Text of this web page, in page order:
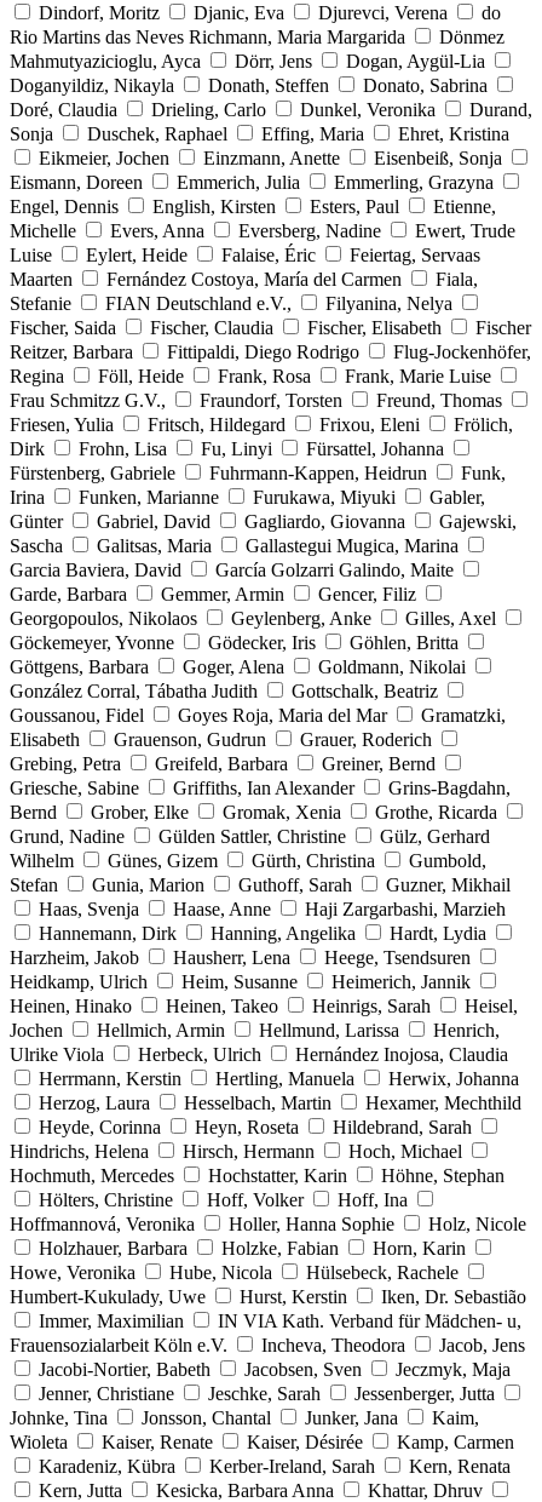
Dindorf, Moritz
Djanic, Eva Djurevci, Verena
do
Rio Martins das Neves Richmann, Maria Margarida
Dönmez
Mahmutyazicioglu, Ayca
Dörr, Jens
Dogan, Aygül-Lia
Doganyildiz, Nikayla
Donath, Steffen
Donato, Sabrina
Doré, Claudia
Drieling, Carlo Dunkel, Veronika
Durand,
Sonja
Duschek, Raphael Effing, Maria
Ehret, Kristina
Eikmeier, Jochen
Einzmann, Anette
Eisenbeiß, Sonja
Eismann, Doreen
Emmerich, Julia
Emmerling, Grazyna
Engel, Dennis
English, Kirsten Esters, Paul
Etienne,
Michelle
Evers, Anna Eversberg, Nadine
Ewert, Trude
Luise
Eylert, Heide Falaise, Éric
Feiertag, Servaas
Maarten
Fernández Costoya, María del Carmen
Fiala,
Stefanie
FIAN Deutschland e.V.,
Filyanina, Nelya
Fischer, Saida
Fischer, Claudia Fischer, Elisabeth
Fischer
Reitzer, Barbara
Fittipaldi, Diego Rodrigo
Flug-Jockenhöfer,
Regina
Föll, Heide Frank, Rosa
Frank, Marie Luise
Frau Schmitzz G.V.,
Fraundorf, Torsten
Freund, Thomas
Friesen, Yulia
Fritsch, Hildegard Frixou, Eleni
Frölich,
Dirk
Frohn, Lisa Fu, Linyi
Fürsattel, Johanna
Fürstenberg, Gabriele
Fuhrmann-Kappen, Heidrun
Funk,
Irina
Funken, Marianne Furukawa, Miyuki
Gabler,
Günter
Gabriel, David Gagliardo, Giovanna
Gajewski,
Sascha
Galitsas, Maria
Gallastegui Mugica, Marina
Garcia Baviera, David
García Golzarri Galindo, Maite
Garde, Barbara
Gemmer, Armin
Gencer, Filiz
Georgopoulos, Nikolaos
Geylenberg, Anke
Gilles, Axel
Göckemeyer, Yvonne
Gödecker, Iris
Göhlen, Britta
Göttgens, Barbara
Goger, Alena
Goldmann, Nikolai
González Corral, Tábatha Judith
Gottschalk, Beatriz
Goussanou, Fidel
Goyes Roja, Maria del Mar
Gramatzki,
Elisabeth
Grauenson, Gudrun
Grauer, Roderich
Grebing, Petra
Greifeld, Barbara
Greiner, Bernd
Griesche, Sabine
Griffiths, Ian Alexander
Grins-Bagdahn,
Bernd
Grober, Elke Gromak, Xenia
Grothe, Ricarda
Grund, Nadine
Gülden Sattler, Christine
Gülz, Gerhard
Wilhelm
Günes, Gizem Gürth, Christina
Gumbold,
Stefan
Gunia, Marion Guthoff, Sarah
Guzner, Mikhail
Haas, Svenja
Haase, Anne
Haji Zargarbashi, Marzieh
Hannemann, Dirk
Hanning, Angelika
Hardt, Lydia
Harzheim, Jakob
Hausherr, Lena
Heege, Tsendsuren
Heidkamp, Ulrich
Heim, Susanne
Heimerich, Jannik
Heinen, Hinako
Heinen, Takeo Heinrigs, Sarah
Heisel,
Jochen
Hellmich, Armin Hellmund, Larissa
Henrich,
Ulrike Viola
Herbeck, Ulrich
Hernández Inojosa, Claudia
Herrmann, Kerstin
Hertling, Manuela
Herwix, Johanna
Herzog, Laura
Hesselbach, Martin
Hexamer, Mechthild
Heyde, Corinna
Heyn, Roseta
Hildebrand, Sarah
Hindrichs, Helena
Hirsch, Hermann
Hoch, Michael
Hochmuth, Mercedes
Hochstatter, Karin
Höhne, Stephan
Hölters, Christine
Hoff, Volker
Hoff, Ina
Hoffmannová, Veronika
Holler, Hanna Sophie
Holz, Nicole
Holzhauer, Barbara
Holzke, Fabian
Horn, Karin
Howe, Veronika
Hube, Nicola
Hülsebeck, Rachele
Humbert-Kukulady, Uwe
Hurst, Kerstin
Iken, Dr. Sebastião
Immer, Maximilian
IN VIA Kath. Verband für Mädchen- u,
Frauensozialarbeit Köln e.V.
Incheva, Theodora
Jacob, Jens
Jacobi-Nortier, Babeth
Jacobsen, Sven
Jeczmyk, Maja
Jenner, Christiane
Jeschke, Sarah
Jessenberger, Jutta
Johnke, Tina
Jonsson, Chantal Junker, Jana
Kaim,
Wioleta
Kaiser, Renate Kaiser, Désirée
Kamp, Carmen
Karadeniz, Kübra
Kerber-Ireland, Sarah
Kern, Renata
Kern, Jutta
Kesicka, Barbara Anna Khattar, Dhruv